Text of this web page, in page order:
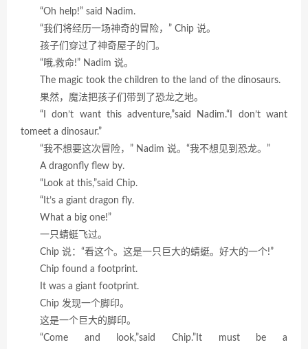
“Oh help!” said Nadim.
“我们将经历一场神奇的冒险，” Chip 说。
孩子们穿过了神奇屋子的门。
“哦,救命!” Nadim 说。
The magic took the children to the land of the dinosaurs.
果然，魔法把孩子们带到了恐龙之地。
“I don’t want this adventure,”said Nadim.“I don’t want
tomeet a dinosaur.”
“我不想要这次冒险，” Nadim 说。“我不想见到恐龙。”
A dragonfly flew by.
“Look at this,”said Chip.
“It’s a giant dragon fly.
What a big one!”
一只蜻蜓飞过。
Chip 说：“看这个。这是一只巨大的蜻蜓。好大的一个!”
Chip found a footprint.
It was a giant footprint.
Chip 发现一个脚印。
这是一个巨大的脚印。
“Come and look,”said Chip.”It must be a